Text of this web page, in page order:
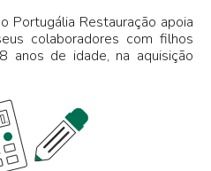
Portugália Restauração apoia
colaboradores com filhos
de idade, na aquisição